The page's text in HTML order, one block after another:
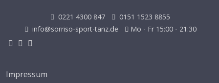
0221 4300 847
0151 1523 8855
info@sorriso-sport-tanz.de
Mo - Fr 15:00 - 21:30
Impressum